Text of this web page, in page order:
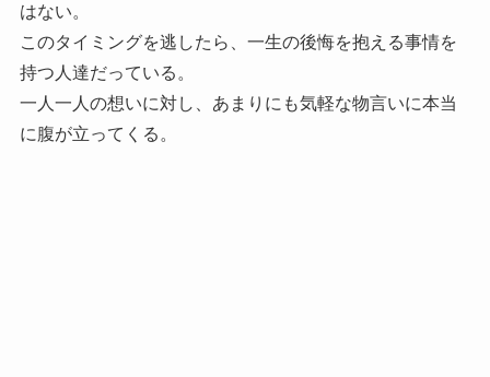
はない。
このタイミングを逃したら、一生の後悔を抱える事情を
持つ人達だっている。
一人一人の想いに対し、あまりにも気軽な物言いに本当
に腹が立ってくる。